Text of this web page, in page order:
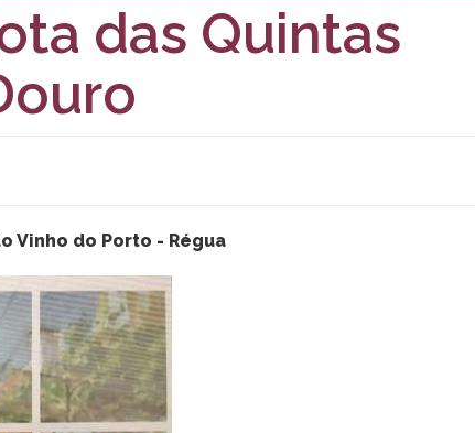
das Quintas
Vinho do Porto - Régua